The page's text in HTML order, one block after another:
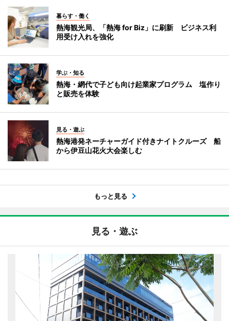
暮らす・働く
熱海観光局、「熱海 for Biz」に刷新 ビジネス利
用受け入れを強化
学ぶ・知る
熱海・網代で子ども向け起業家プログラム 塩作り
と販売を体験
見る・遊ぶ
熱海港発ネーチャーガイド付きナイトクルーズ 船
から伊豆山花火大会楽しむ
もっと見る
見る・遊ぶ